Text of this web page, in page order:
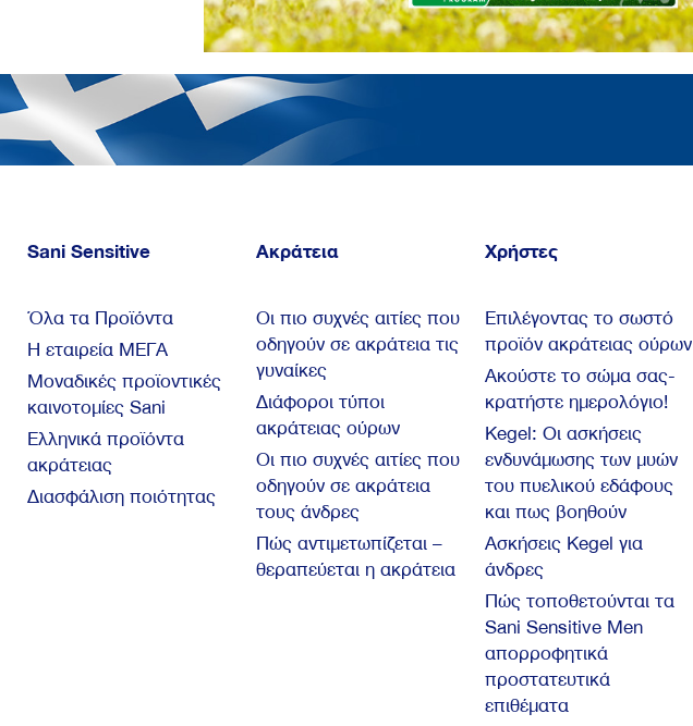
Sani Sensitive
Όλα τα Προϊόντα
Η εταιρεία ΜΕΓΑ
Μοναδικές προϊοντικές
καινοτομίες Sani
Ελληνικά προϊόντα
ακράτειας
Διασφάλιση ποιότητας
Ακράτεια
Οι πιο συχνές αιτίες που
οδηγούν σε ακράτεια τις
γυναίκες
Διάφοροι τύποι
ακράτειας ούρων
Οι πιο συχνές αιτίες που
οδηγούν σε ακράτεια
τους άνδρες
Πώς αντιμετωπίζεται –
θεραπεύεται η ακράτεια
Χρήστες
Επιλέγοντας το σωστό
προϊόν ακράτειας ούρων
Ακούστε το σώμα σας-
κρατήστε ημερολόγιο!
Kegel: Oι ασκήσεις
ενδυνάμωσης των μυών
του πυελικού εδάφους
και πως βοηθούν
Ασκήσεις Kegel για
άνδρες
Πώς τοποθετούνται τα
Sani Sensitive Men
απορροφητικά
προστατευτικά
επιθέματα